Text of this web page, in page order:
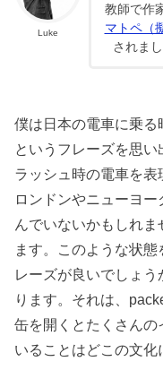
Luke
教師で作
マトペ（
されま
僕は日本の電車に乗
というフレーズを思
ラッシュ時の電車を表
ロンドンやニューヨ
んでいないかもしれ
ます。このような状
レーズが良いでしょ
ります。それは、
缶を開くとたくさん
いることはどこの文化